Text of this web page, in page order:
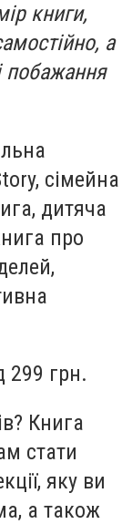
книги,
а
побажання
сімейна
дитяча
про
299 грн.
Книга
стати
яку ви
а також